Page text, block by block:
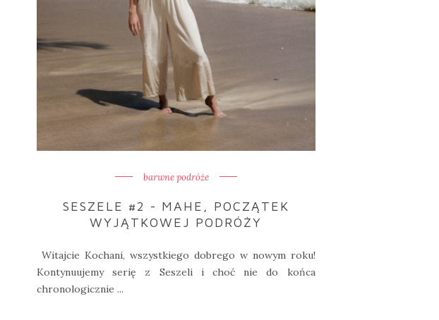
barwne podróże
SESZELE #2 - MAHE, POCZĄTEK
WYJĄTKOWEJ PODRÓŻY
Witajcie Kochani, wszystkiego dobrego w nowym roku!
Kontynuujemy serię z Seszeli i choć nie do końca
chronologicznie ...